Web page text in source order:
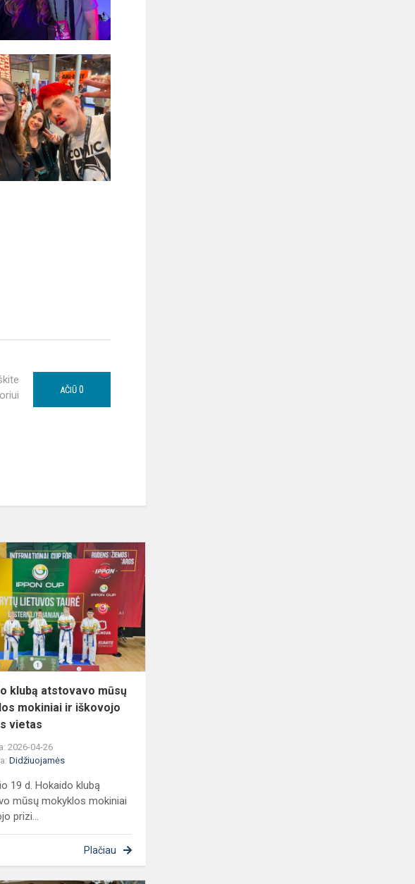
AČIŪ 0
atstovavo
mokiniai
ir
iškovojo...
klubą atstovavo mūsų
mokiniai ir iškovojo
vietas
2026-04-26
Didžiuojamės
19 d. Hokaido klubą
mūsų mokyklos mokiniai
prizi...
Plačiau